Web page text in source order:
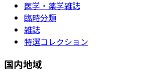
医学・薬学雑誌
臨時分類
雑誌
特選コレクション
国内地域